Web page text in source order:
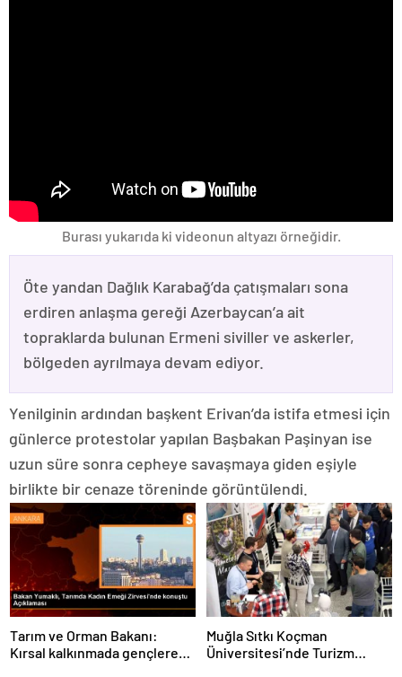
Burası yukarıda ki videonun altyazı örneğidir.
Öte yandan Dağlık Karabağ’da çatışmaları sona
erdiren anlaşma gereği Azerbaycan’a ait
topraklarda bulunan Ermeni siviller ve askerler,
bölgeden ayrılmaya devam ediyor.
Yenilginin ardından başkent Erivan’da istifa etmesi için
günlerce protestolar yapılan Başbakan Paşinyan ise
uzun süre sonra cepheye savaşmaya giden eşiyle
birlikte bir cenaze töreninde görüntülendi.
Tarım ve Orman Bakanı:
Kırsal kalkınmada gençlere
Muğla Sıtkı Koçman
Üniversitesi’nde Turizm